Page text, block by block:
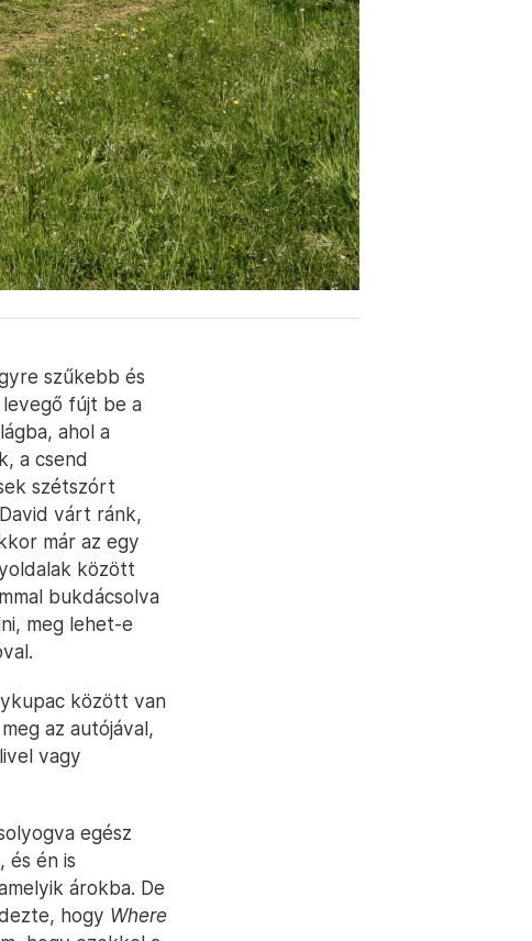
szűkebb és
fújt be a
ahol a
a csend
szétszórt
várt ránk,
már az egy
között
bukdácsolva
meg lehet-e
között van
az autójával,
vagy
egész
és én is
árokba. De
hogy Where